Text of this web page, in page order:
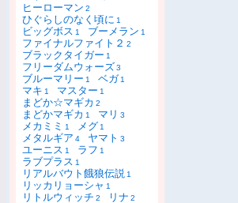
ヒーローマン 2
ひぐらしのなく頃に 1
ビッグボス 1 ブーメラン 1
ファイナルファイト２ 2
ブラックタイガー 1
フリーダムウォーズ3
ブルーマリー 1 ベガ 1
マキ 1 マスター 1
まどか☆マギカ 2
まどかマギカ 1 マリ 3
メカミミ 1 メグ 1
メタルギア 4 ヤマト 3
ユーニス 1 ラフ 1
ラブプラス 1
リアルバウト餓狼伝説 1
リッカリョーシャ 1
リトルウィッチ 2 リナ 2